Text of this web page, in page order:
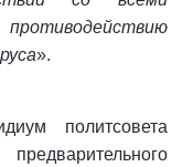
».
политсовета